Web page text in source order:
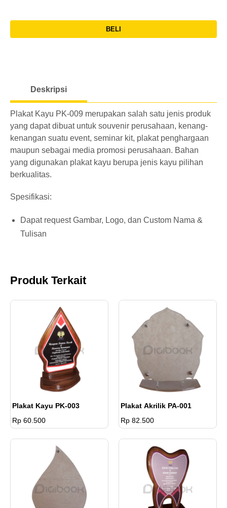
BELI
i
n
g
Deskripsi
Plakat Kayu PK-009 merupakan salah satu jenis produk
yang dapat dibuat untuk souvenir perusahaan, kenang-
kenangan suatu event, seminar kit, plakat penghargaan
maupun sebagai media promosi perusahaan. Bahan
yang digunakan plakat kayu berupa jenis kayu pilihan
berkualitas.
Spesifikasi:
Dapat request Gambar, Logo, dan Custom Nama &
Tulisan
Produk Terkait
Plakat Kayu PK-003
Rp 60.500
Plakat Akrilik PA-001
Rp 82.500